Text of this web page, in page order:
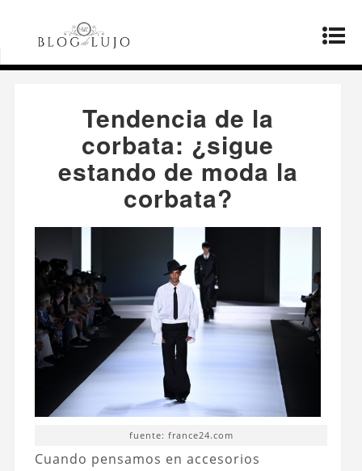
Página principal
Tendencia de la
corbata: ¿sigue estando de moda la corbata?
Tendencia de la
corbata: ¿sigue
estando de moda la
corbata?
fuente: france24.com
Cuando pensamos en accesorios